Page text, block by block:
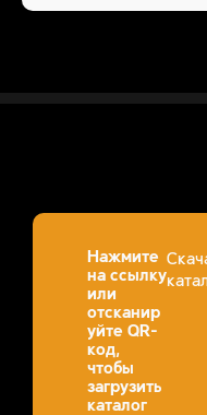
Нажмите
на ссылку
или
отсканир
уйте QR-
код,
чтобы
загрузить
каталог